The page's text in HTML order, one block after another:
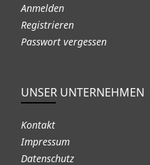
Anmelden
Registrieren
Passwort vergessen
UNSER UNTERNEHMEN
Kontakt
Impressum
Datenschutz